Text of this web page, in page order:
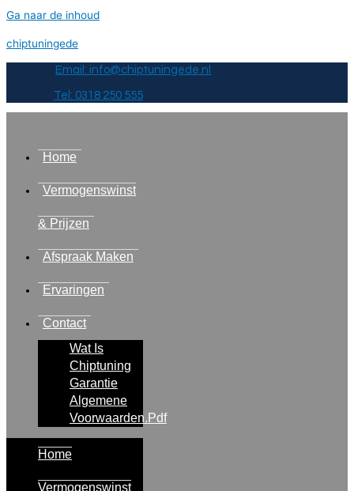
Ga naar de inhoud
chiptuningede
Email: info@chiptuningede.nl
Tel: 0318 250 555
Home
Vermogenswinst
& Prijzen
Afspraak Maken
Ervaringen
Contact
Wat Is
Chiptuning
Garantie
Algemene
Voorwaarden.pdf
Home
Vermogenswinst